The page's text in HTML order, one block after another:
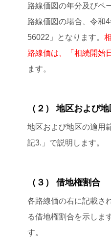
路線価図の年分及びペ
路線価図の場合、令和
56022」となります。
路線価は、「相続開始
ます。
（２） 地区および
地区および地区の適用
記3.」で説明します。
（３） 借地権割合
各路線価の右に記載さ
る借地権割合を示しま
す。